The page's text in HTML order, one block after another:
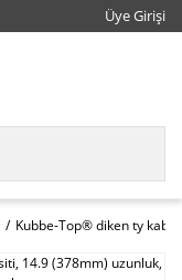
Üye Girişi
Kubbe-Top® diken ty kablo